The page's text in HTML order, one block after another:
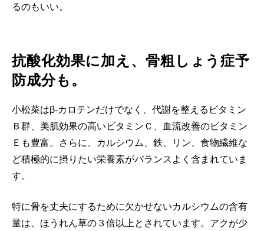
るのもいい。
抗酸化効果に加え、骨粗しょう症予
防成分も。
小松菜はβ-カロテンだけでなく、代謝を整えるビタミン
Ｂ群、美肌効果の高いビタミンＣ、血流改善のビタミン
Ｅも豊富。さらに、カルシウム、鉄、リン、食物繊維な
ど積極的に摂りたい栄養素がバランスよく含まれていま
す。
特に骨を丈夫にするために欠かせないカルシウムの含有
量は、ほうれん草の３倍以上とされています。アクが少